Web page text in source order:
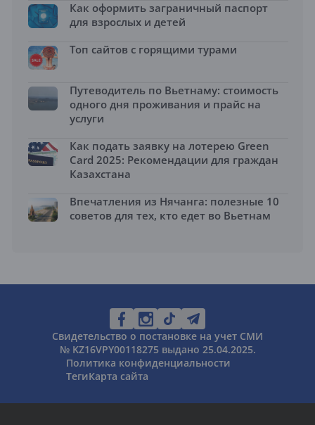
Как оформить заграничный паспорт
для взрослых и детей
Топ сайтов с горящими турами
Путеводитель по Вьетнаму: стоимость
одного дня проживания и прайс на
услуги
Как подать заявку на лотерею Green
Card 2025: Рекомендации для граждан
Казахстана
Впечатления из Нячанга: полезные 10
советов для тех, кто едет во Вьетнам
Свидетельство о постановке на учет СМИ
№ KZ16VPY00118275 выдано 25.04.2025.
Политика конфиденциальности
ТегиКарта сайта